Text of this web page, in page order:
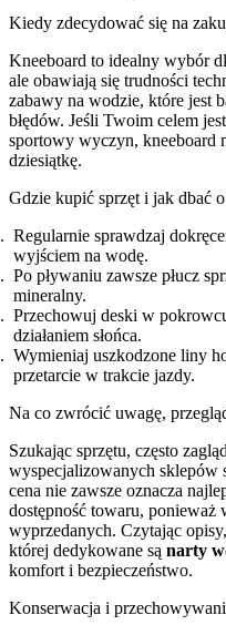
Kiedy zdecydować się na
Kneeboard to idealny wybór
ale obawiają się trudności
zabawy na wodzie, które jest
błędów. Jeśli Twoim celem
sportowy wyczyn, kneeboard
dziesiątkę.
Gdzie kupić sprzęt i jak dbać
Regularnie sprawdzaj
wyjściem na wodę.
Po pływaniu zawsze płucz
mineralny.
Przechowuj deski w
działaniem słońca.
Wymieniaj uszkodzone liny
przetarcie w trakcie jazdy.
Na co zwrócić uwagę,
Szukając sprzętu, często
wyspecjalizowanych sklepów
cena nie zawsze oznacza
dostępność towaru,
wyprzedanych. Czytając
której dedykowane są narty
komfort i bezpieczeństwo.
Konserwacja i